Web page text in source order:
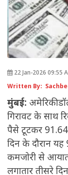
22 Jan-2026 09:55
Written By:
मुंबई: अमेरिकी
गिरावट के साथ
पैसे टूटकर 91.64
दिन के दौरान
कमजोरी से आयात
लगातार तीसरे